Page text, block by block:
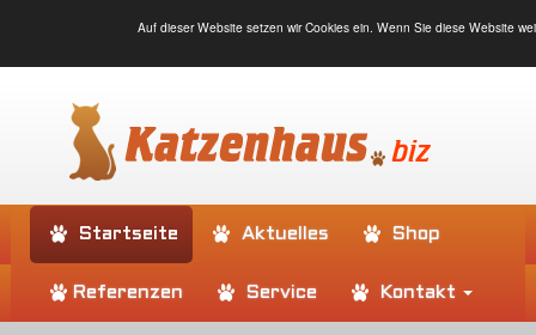
Auf dieser Website setzen wir Cookies ein. Wenn Sie diese Website
Startseite Aktuelles Shop
Referenzen Service Kontakt